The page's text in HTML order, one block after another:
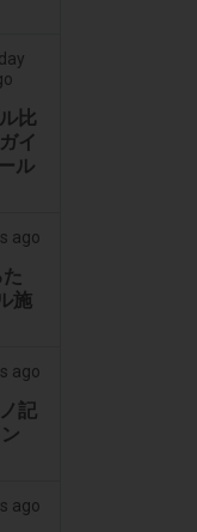
比
イ
ル
ago
施
ago
記
ago